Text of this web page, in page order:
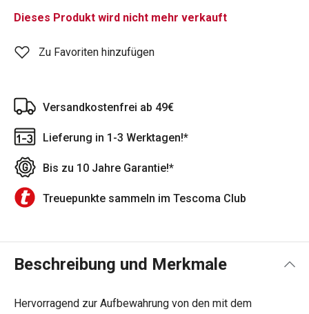
Dieses Produkt wird nicht mehr verkauft
Zu Favoriten hinzufügen
Versandkostenfrei ab 49€
Lieferung in 1-3 Werktagen!*
Bis zu 10 Jahre Garantie!*
Treuepunkte sammeln im Tescoma Club
Beschreibung und Merkmale
Hervorragend zur Aufbewahrung von den mit dem